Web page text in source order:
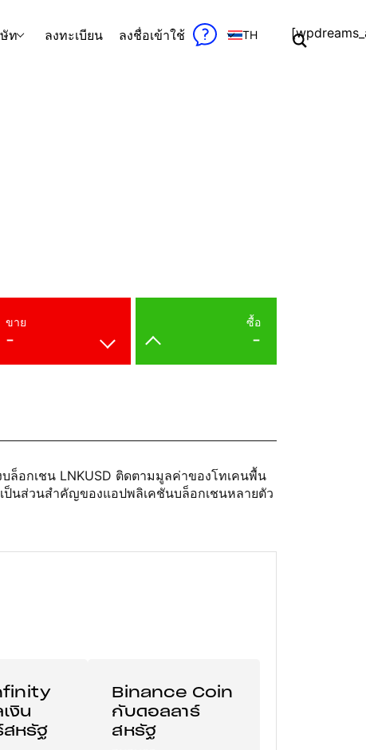
ท ลงทะเบียน ลงชื่อเข้าใช้ TH
-
ขาย
-
ซื้อ
ล็อกเชน LNKUSD ติดตามมูลค่าของโทเคนพื้น
ป็นส่วนสำคัญของแอปพลิเคชันบล็อกเชนหลายตัว
งิน
สหรัฐ
Binance Coin
กับดอลลาร์
สหรัฐ